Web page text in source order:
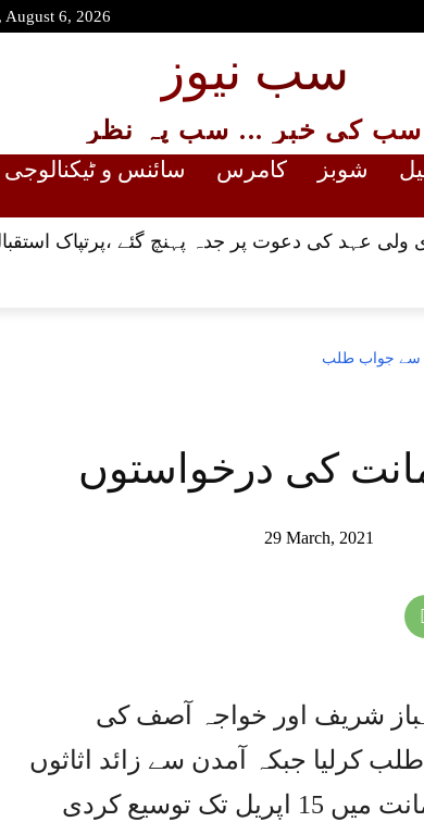
August 6, 2026
سب نیوز
سب کی خبر ... سب پہ نظر
شوبز کامرس سائنس و ٹیکنالوجی
عہد کی دعوت پر جدہ پہنچ گئے ،پرتپاک
سے جواب طلب
کی درخواستوں
29 March, 2021
شریف اور خواجہ آصف کی
کرلیا جبکہ آمدن سے زائد اثاثوں
کے کیس میں کیپٹن(ر)صفدر کی عبوری ضمانت میں 15 اپریل تک توسیع کردی